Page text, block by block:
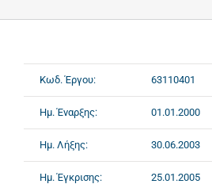
Κωδ. Έργου: 63110401
Ημ. Έναρξης: 01.01.2000
Ημ. Λήξης: 30.06.2003
Ημ. Έγκρισης: 25.01.2005